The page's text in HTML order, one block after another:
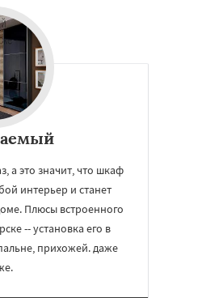
а это значит, что шкаф
интерьер и станет
Плюсы встроенного
-- установка его в
прихожей. даже